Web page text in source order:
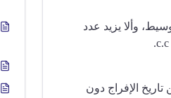
وألا يزيد عدد
الإفراج دون